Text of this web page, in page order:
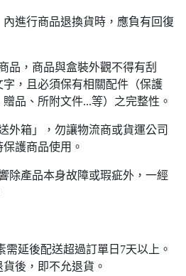
進行商品退換貨時，應負有回復
品，商品與盒裝外觀不得有刮
，且必須保有相關配件（保護
品、所附文件...等）之完整性。
外箱」，勿讓物流商或貨運公司
護商品使用。
除產品本身故障或瑕疵外，一經
延後配送超過訂單日7天以上。
後，即不允退貨。